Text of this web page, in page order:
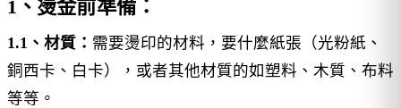
1、燙金前準備：
1.1、材質： 需要燙印的材料，要什麼紙張（光粉紙、
銅西卡、白卡），或者其他材質的如塑料、木質、布料
等等。